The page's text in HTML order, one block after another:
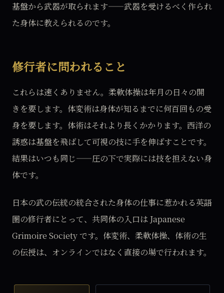
基盤から武器が取られます——武器を受けるべく作られ
た身体に教えられるのです。
修行者に問われること
これらは速くありません。柔軟体操は年月の日々の開
きを要します。体変術は身体が知るまでに何百回もの受
身を要します。体術はそれより長くかかります。西洋の
誘惑は基盤を飛ばして可視の技に手を伸ばすことです。
結果はいつも同じ——圧の下で実際には技を担えない身
体です。
日本の武の伝統の統合された身体の仕事に惹かれる英語
圏の修行者にとって、共同体の入口は Japanese
Grimoire Society です。体変術、柔軟体操、体術の生
の伝授は、オンラインではなく直接の場で行われます。